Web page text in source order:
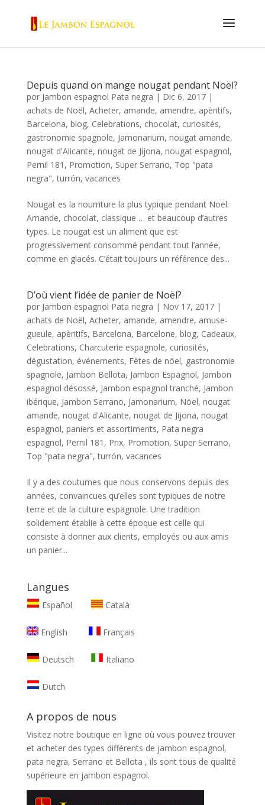
Depuis quand on mange nougat pendant Noël?
por Jambon espagnol Pata negra | Dic 6, 2017|
achats de Noël, Acheter, amande, amendre, apèritifs,
Barcelona, blog, Celebrations, chocolat, curiosités,
gastronomie spagnole, Jamonarium, nougat amande,
nougat d'Alicante, nougat de Jijona, nougat espagnol,
Pernil 181 , Promotion, Super Serrano, Top "pata
negra",turrón, vacances
Nougat es la nourriture la plus typique pendant Noël.
Amande, chocolat, classique … et beaucoup d’autres
types. Le nougat est un aliment que est
progressivement consommé pendant tout l’année,
comme en glacés. C’était toujours un référence des...
D’où vient l’idée de panier de Noël?
por Jambon espagnol Pata negra | Nov 17, 2017|
achats de Noël, Acheter, amande, amendre, amuse-
gueule, apèritifs, Barcelona, Barcelone, blog, Cadeaux,
Celebrations, Charcuterie espagnole, curiosités,
dégustation, événements, Fètes de nöel, gastronomie
spagnole, Jambon Bellota, Jambon Espagnol, Jambon
espagnol désossé, Jambon espagnol tranché, Jambon
ibérique, Jambon Serrano, Jamonarium, Nöel, nougat
amande, nougat d'Alicante, nougat de Jijona, nougat
espagnol, paniers et assortiments, Pata negra
espagnol, Pernil 181 , Prix, Promotion, Super Serrano,
Top "pata negra",turrón, vacances
Il y a des coutumes que nous conservons depuis des
années, convaincues qu’elles sont typiques de notre
terre et de la culture espagnole. Une tradition
solidement établie à cette époque est celle qui
consiste à donner aux clients, employés ou aux amis
un panier...
Langues
Español Català
English Français
Deutsch Italiano
Dutch
A propos de nous
Visitez notre boutique en ligne où vous pouvez trouver
et acheter des types différents de jambon espagnol,
pata negra, Serrano et Bellota , ils sont tous de qualité
supérieure en jambon espagnol.